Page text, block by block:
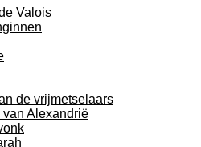
Valois
de vrijmetselaars
van Alexandrië